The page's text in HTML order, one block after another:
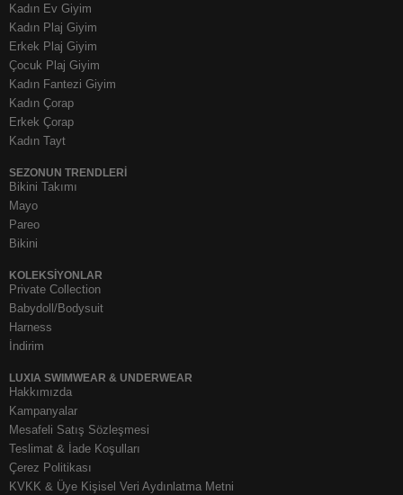
Kadın Ev Giyim
Kadın Plaj Giyim
Erkek Plaj Giyim
Çocuk Plaj Giyim
Kadın Fantezi Giyim
Kadın Çorap
Erkek Çorap
Kadın Tayt
SEZONUN TRENDLERI
Bikini Takımı
Mayo
Pareo
Bikini
KOLEKSIYONLAR
Private Collection
Babydoll/Bodysuit
Harness
İndirim
LUXIA SWIMWEAR & UNDERWEAR
Hakkımızda
Kampanyalar
Mesafeli Satış Sözleşmesi
Teslimat & İade Koşulları
Çerez Politikası
KVKK & Üye Kişisel Veri Aydınlatma Metni